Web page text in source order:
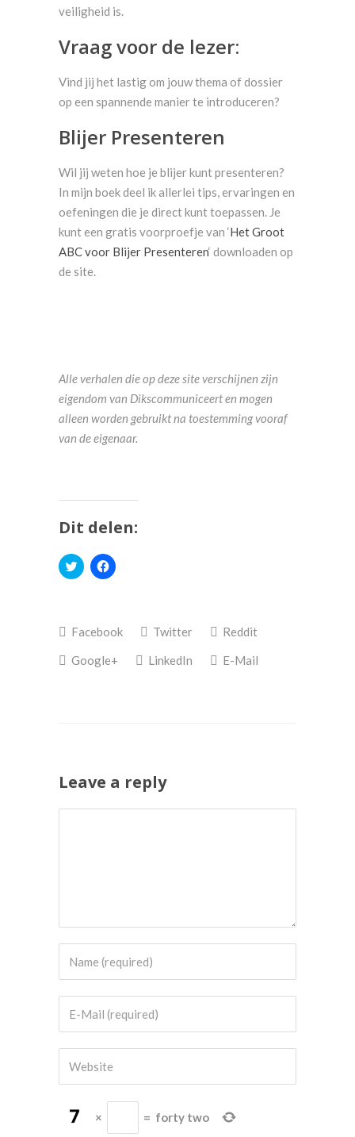
veiligheid is.
Vraag voor de lezer:
Vind jij het lastig om jouw thema of dossier
op een spannende manier te introduceren?
Blijer Presenteren
Wil jij weten hoe je blijer kunt presenteren?
In mijn boek deel ik allerlei tips, ervaringen en
oefeningen die je direct kunt toepassen. Je
kunt een gratis voorproefje van ‘Het Groot
ABC voor Blijer Presenteren‘ downloaden op
de site.
Alle verhalen die op deze site verschijnen zijn
eigendom van Dikscommuniceert en mogen
alleen worden gebruikt na toestemming vooraf
van de eigenaar.
Dit delen:
Klik
om
(Wordt
in
nieuw
venster
Klik
om
(Wordt
in
nieuw
venster
Facebook Twitter
Reddit
Google+
LinkedIn E-Mail
Leave a reply
× = forty two